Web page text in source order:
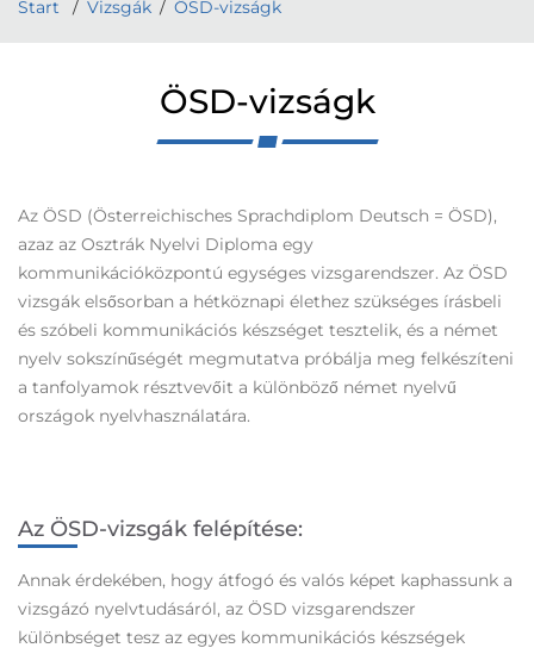
Start Vizsgák ÖSD-vizságk
ÖSD-vizságk
Az ÖSD (Österreichisches Sprachdiplom Deutsch = ÖSD),
azaz az Osztrák Nyelvi Diploma egy
kommunikációközpontú egységes vizsgarendszer. Az ÖSD
vizsgák elsősorban a hétköznapi élethez szükséges írásbeli
és szóbeli kommunikációs készséget tesztelik, és a német
nyelv sokszínűségét megmutatva próbálja meg felkészíteni
a tanfolyamok résztvevőit a különböző német nyelvű
országok nyelvhasználatára.
Az ÖSD-vizsgák felépítése:
Annak érdekében, hogy átfogó és valós képet kaphassunk a
vizsgázó nyelvtudásáról, az ÖSD vizsgarendszer
különbséget tesz az egyes kommunikációs készségek